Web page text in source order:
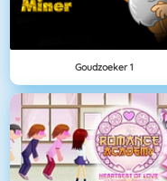
Goudzoeker 1